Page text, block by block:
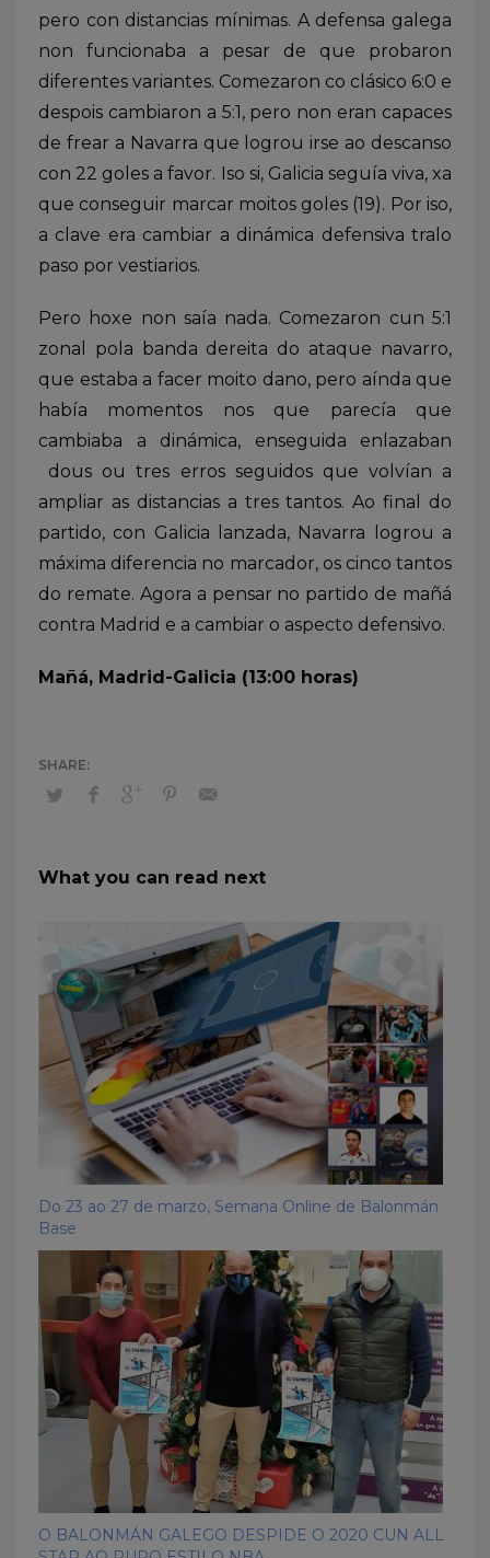
pero con distancias mínimas. A defensa galega
non funcionaba a pesar de que probaron
diferentes variantes. Comezaron co clásico 6:0 e
despois cambiaron a 5:1, pero non eran capaces
de frear a Navarra que logrou irse ao descanso
con 22 goles a favor. Iso si, Galicia seguía viva, xa
que conseguir marcar moitos goles (19). Por iso,
a clave era cambiar a dinámica defensiva tralo
paso por vestiarios.
Pero hoxe non saía nada. Comezaron cun 5:1
zonal pola banda dereita do ataque navarro,
que estaba a facer moito dano, pero aínda que
había momentos nos que parecía que
cambiaba a dinámica, enseguida enlazaban
dous ou tres erros seguidos que volvían a
ampliar as distancias a tres tantos. Ao final do
partido, con Galicia lanzada, Navarra logrou a
máxima diferencia no marcador, os cinco tantos
do remate. Agora a pensar no partido de mañá
contra Madrid e a cambiar o aspecto defensivo.
Mañá, Madrid-Galicia (13:00 horas)
What you can read next
Do 23 ao 27 de marzo, Semana Online de Balonmán
Base
O BALONMÁN GALEGO DESPIDE O 2020 CUN ALL